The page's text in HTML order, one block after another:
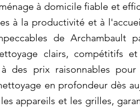
à domicile fiable et
à la productivité et à
de Archambault
clairs, compétitifs
des prix raisonnables
en profondeur dès
appareils et les grilles,